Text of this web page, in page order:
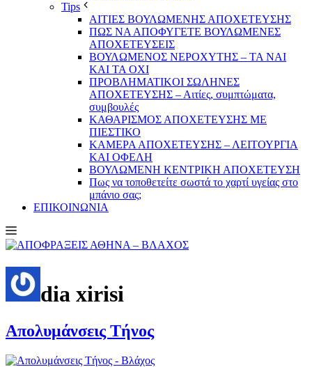
Tips
ΑΙΤΙΕΣ ΒΟΥΛΩΜΕΝΗΣ ΑΠΟΧΕΤΕΥΣΗΣ
ΠΩΣ ΝΑ ΑΠΟΦΥΓΕΤΕ ΒΟΥΛΩΜΕΝΕΣ
ΑΠΟΧΕΤΕΥΣΕΙΣ
ΒΟΥΛΩΜΕΝΟΣ ΝΕΡΟΧΥΤΗΣ – TA NAI
KAI TA OXI
ΠΡΟΒΛΗΜΑΤIKOI ΣΩΛΗΝΕΣ
ΑΠΟΧΕΤΕΥΣΗΣ – Αιτίες, συμπτώματα,
συμβουλές
ΚΑΘΑΡΙΣΜΟΣ ΑΠΟΧΕΤΕΥΣΗΣ ΜΕ
ΠΙΕΣΤΙΚΟ
ΚΑΜΕΡΑ ΑΠΟΧΕΤΕΥΣΗΣ – ΛΕΙΤΟΥΡΓΙΑ
ΚΑΙ ΟΦΕΛΗ
ΒΟΥΛΩΜΕΝΗ ΚΕΝΤΡΙΚΗ ΑΠΟΧΕΤΕΥΣΗ
Πως να τοποθετείτε σωστά το χαρτί υγείας στο
μπάνιο σας;
ΕΠΙΚΟΙΝΩΝΙΑ
dia xirisi
Απολυμάνσεις Τήνος